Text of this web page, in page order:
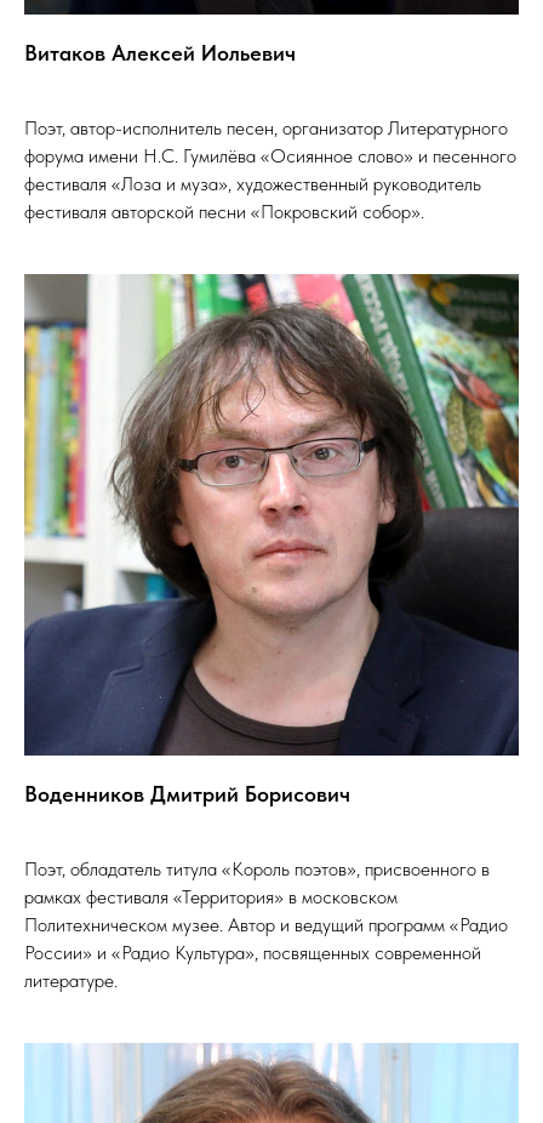
Витаков Алексей Иольевич
Поэт, автор-исполнитель песен, организатор Литературного
форума имени Н.С. Гумилёва «Осиянное слово» и песенного
фестиваля «Лоза и муза», художественный руководитель
фестиваля авторской песни «Покровский собор».
Воденников Дмитрий Борисович
Поэт, обладатель титула «Король поэтов», присвоенного в
рамках фестиваля «Территория» в московском
Политехническом музее. Автор и ведущий программ «Радио
России» и «Радио Культура», посвященных современной
литературе.